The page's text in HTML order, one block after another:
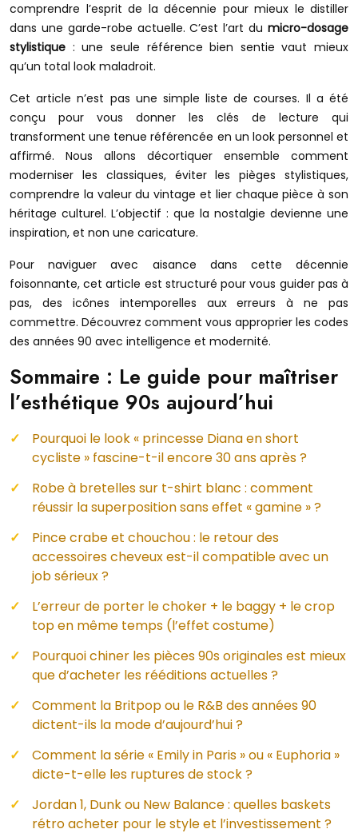
comprendre l’esprit de la décennie pour mieux le distiller
dans une garde-robe actuelle. C’est l’art du micro-dosage
stylistique : une seule référence bien sentie vaut mieux
qu’un total look maladroit.
Cet article n’est pas une simple liste de courses. Il a été
conçu pour vous donner les clés de lecture qui
transforment une tenue référencée en un look personnel et
affirmé. Nous allons décortiquer ensemble comment
moderniser les classiques, éviter les pièges stylistiques,
comprendre la valeur du vintage et lier chaque pièce à son
héritage culturel. L’objectif : que la nostalgie devienne une
inspiration, et non une caricature.
Pour naviguer avec aisance dans cette décennie
foisonnante, cet article est structuré pour vous guider pas à
pas, des icônes intemporelles aux erreurs à ne pas
commettre. Découvrez comment vous approprier les codes
des années 90 avec intelligence et modernité.
Sommaire : Le guide pour maîtriser
l’esthétique 90s aujourd’hui
Pourquoi le look « princesse Diana en short
cycliste » fascine-t-il encore 30 ans après ?
Robe à bretelles sur t-shirt blanc : comment
réussir la superposition sans effet « gamine » ?
Pince crabe et chouchou : le retour des
accessoires cheveux est-il compatible avec un
job sérieux ?
L’erreur de porter le choker + le baggy + le crop
top en même temps (l’effet costume)
Pourquoi chiner les pièces 90s originales est mieux
que d’acheter les rééditions actuelles ?
Comment la Britpop ou le R&B des années 90
dictent-ils la mode d’aujourd’hui ?
Comment la série « Emily in Paris » ou « Euphoria »
dicte-t-elle les ruptures de stock ?
Jordan 1, Dunk ou New Balance : quelles baskets
rétro acheter pour le style et l’investissement ?